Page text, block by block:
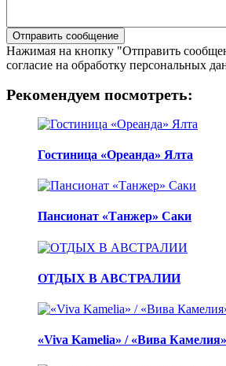
Нажимая на кнопку "Отправить
согласие на обработку персональных
Рекомендуем посмотреть:
Гостиница «Ореанда» Ялта
Пансионат «Танжер» Саки
ОТДЫХ В АВСТРАЛИИ
«Viva Kamelia» / «Вива